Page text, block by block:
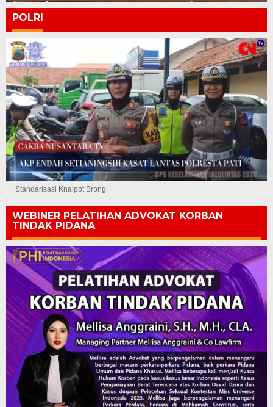
POLRI
Standarisasi Knalpot Brong
WEBINER PELATIHAN ADVOKAT KORBAN
TINDAK PIDANA